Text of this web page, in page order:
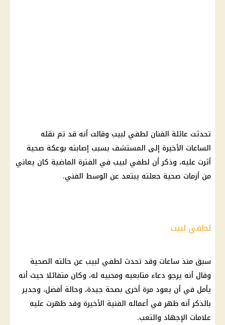
تحدثت عائلة الفنان لطفي لبيب وقالت أنه قد تم نقله
الساعات الأخيرة إلى المستشف بسبب إصابته بوعكة صحية
أثرت عليه، وذكر أن لطفي لبيب في الفترة الماضية كان يعاني
من أزمات صحية جعلته يبتعد عن الوسط الفني.
لطفي لبيب
سبق منذ ساعات وقد تحدث لطفي لبيب عن حالته الصحية
وقال أنه يرجو دعاء متابعيه ومحبيه له، وكان متفائلا حيث أنه
يأمل في أن يعود مرة أخرى بصحة جيدة، وحالة أفضل، وجدير
بالذكر أنه ظهر في أعماله الفنية الأخيرة وقد ظهرت عليه
علامات الإجهاد والتعب.